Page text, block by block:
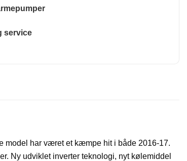
service
model har været et kæmpe hit i både 2016-17.
Ny udviklet inverter teknologi, nyt kølemiddel